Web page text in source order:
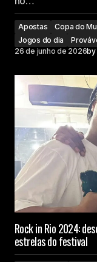
Apostas Copa do
Jogos do dia
26 de junho de 2026by
Rock in Rio 2024:
estrelas do festival